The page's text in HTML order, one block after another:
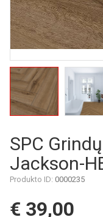
SPC
Jackson-
Produkto ID: 0000235
€ 39,00